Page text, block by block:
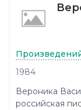
1984
Вероника
российская